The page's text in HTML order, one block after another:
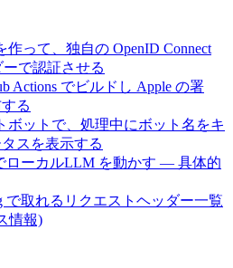
作って、独自の OpenID Connect
で認証させる
Actions でビルドし Apple の署
る
ボットで、処理中にボット名をキ
スを表示する
ローカルLLM を動かす — 具体的
で取れるリクエストヘッダー一覧
情報)